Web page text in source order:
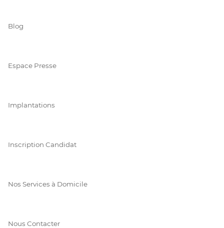
Blog
Espace Presse
Implantations
Inscription Candidat
Nos Services à Domicile
Nous Contacter